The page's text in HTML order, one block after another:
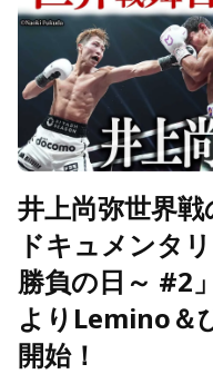
井上尚弥世界
ドキュメンタ
勝負の日～ #2
よりLemino＆
開始！